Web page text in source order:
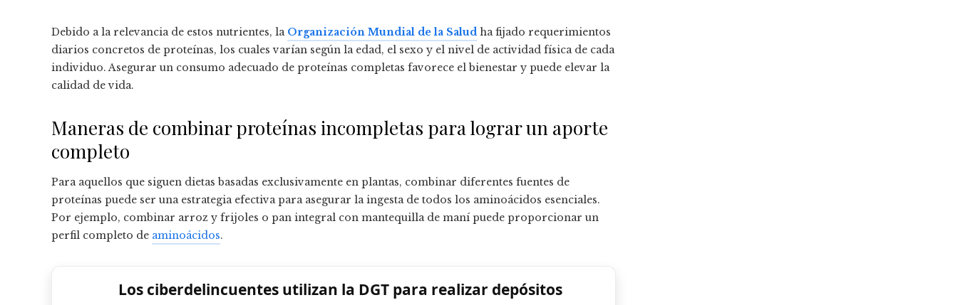
Debido a la relevancia de estos nutrientes, la Organización Mundial de la Salud ha fijado requerimientos
diarios concretos de proteínas, los cuales varían según la edad, el sexo y el nivel de actividad física de cada
individuo. Asegurar un consumo adecuado de proteínas completas favorece el bienestar y puede elevar la
calidad de vida.
Maneras de combinar proteínas incompletas para lograr un aporte
completo
Para aquellos que siguen dietas basadas exclusivamente en plantas, combinar diferentes fuentes de
proteínas puede ser una estrategia efectiva para asegurar la ingesta de todos los aminoácidos esenciales.
Por ejemplo, combinar arroz y frijoles o pan integral con mantequilla de maní puede proporcionar un
perfil completo de aminoácidos.
Los ciberdelincuentes utilizan la DGT para realizar depósitos